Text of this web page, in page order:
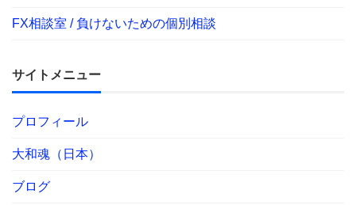
FX相談室 / 負けないための個別相談
サイトメニュー
プロフィール
大和魂（日本）
ブログ